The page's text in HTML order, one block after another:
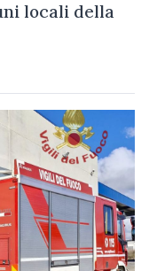
locali della